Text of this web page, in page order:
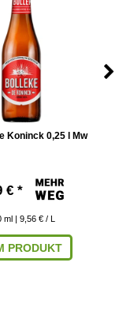
Koninck 0,25 l Mw
€ *
ml | 9,56 € / L
PRODUKT